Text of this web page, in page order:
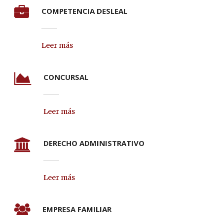
COMPETENCIA DESLEAL
Leer más
CONCURSAL
Leer más
DERECHO ADMINISTRATIVO
Leer más
EMPRESA FAMILIAR